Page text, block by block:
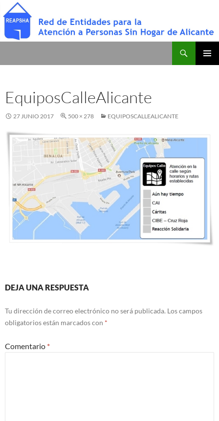
Saltar
al
contenido
EquiposCalleAlicante
27 JUNIO 2017 500 × 278 EQUIPOSCALLEALICANTE
DEJA UNA RESPUESTA
Tu dirección de correo electrónico no será publicada. Los campos
obligatorios están marcados con *
Comentario *